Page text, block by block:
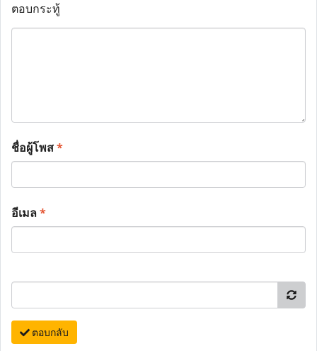
ตอบกระทู้
ชื่อผู้โพส*
อีเมล*
ตอบกลับ